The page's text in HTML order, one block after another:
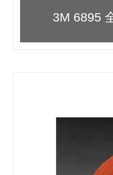
3M 6895